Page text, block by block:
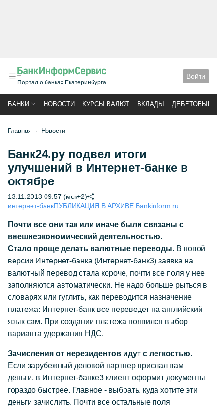
Портал о банках Екатеринбурга
Войти
БАНКИ НОВОСТИ КУРСЫ ВАЛЮТ ВКЛАДЫ ДЕБЕТОВЫЕ
Главная Новости
Банк24.ру подвел итоги
улучшений в Интернет-банке в
октябре
13.11.2013 09:57 (мск+2)
интернет-банкПУБЛИКАЦИЯ В АРХИВЕ Bankinform.ru
Почти все они так или иначе были связаны с
внешнеэкономический деятельностью.
Стало проще делать валютные переводы. В новой
версии Интернет-банка (Интернет-банк3) заявка на
валютный перевод стала короче, почти все поля у нее
заполняются автоматически. Не надо больше рыться в
словарях или гуглить, как переводится назначение
платежа: Интернет-банк все переведет на английский
язык сам. При создании платежа появился выбор
варианта удержания НДС.
Зачисления от нерезидентов идут с легкостью.
Если зарубежный деловой партнер прислал вам
деньги, в Интернет-банке3 клиент оформит документы
гораздо быстрее. Главное - выбрать, куда хотите эти
деньги зачислить. Почти все остальные поля